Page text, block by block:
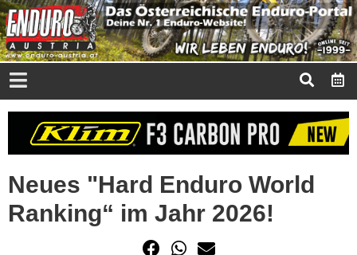
Neues "Hard Enduro World
Ranking“ im Jahr 2026!